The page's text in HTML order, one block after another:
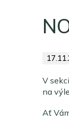
V
na
Ať